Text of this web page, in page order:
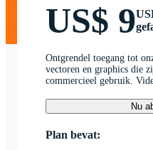
US$ 9
Ontgrendel toegang tot
vectoren en graphics die
commercieel gebruik.
Nu
Plan bevat: